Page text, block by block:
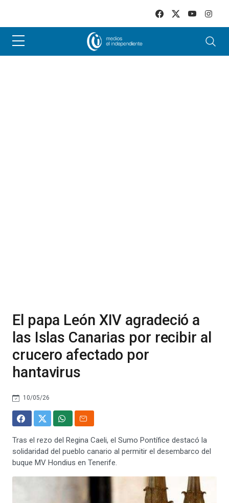
El papa León XIV agradeció a
las Islas Canarias por recibir al
crucero afectado por
hantavirus
10/05/26
Tras el rezo del Regina Caeli, el Sumo Pontífice destacó la
solidaridad del pueblo canario al permitir el desembarco del
buque MV Hondius en Tenerife.